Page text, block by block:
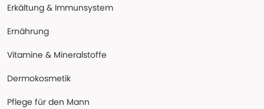
Erkältung & Immunsystem
Ernährung
Vitamine & Mineralstoffe
Dermokosmetik
Pflege für den Mann